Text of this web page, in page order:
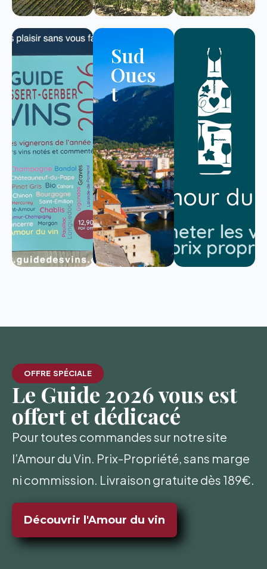
Sud
Oues
t
OFFRE SPÉCIALE
Le Guide 2026 vous est
offert et dédicacé
Pour toutes commandes sur notre site
l’Amour du Vin. Prix-Propriété, sans marge
ni commission. Livraison gratuite dès 189€.
Découvrir l'Amour du vin